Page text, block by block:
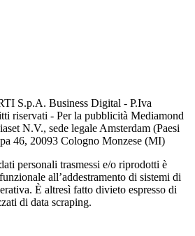
S.p.A. Business Digital - P.Iva
riservati - Per la pubblicità Mediamond
N.V., sede legale Amsterdam (Paesi
46, 20093 Cologno Monzese (MI)
personali trasmessi e/o riprodotti è
all’addestramento di sistemi di
È altresì fatto divieto espresso di
di data scraping.